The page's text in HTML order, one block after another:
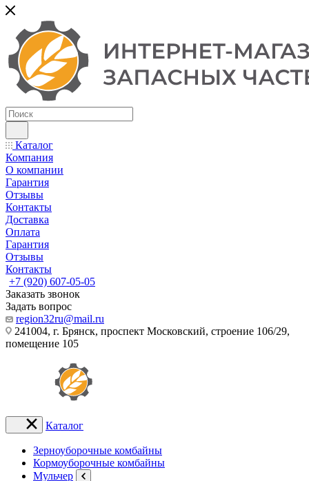
Каталог
Компания
О компании
Гарантия
Отзывы
Контакты
Доставка
Оплата
Гарантия
Отзывы
Контакты
+7 (920) 607-05-05
Заказать звонок
Задать вопрос
region32ru@mail.ru
241004, г. Брянск, проспект Московский, строение 106/29,
помещение 105
Каталог
Зерноуборочные комбайны
Кормоуборочные комбайны
Мульчер